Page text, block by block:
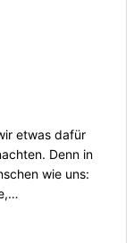
etwas dafür
Denn in
wie uns: